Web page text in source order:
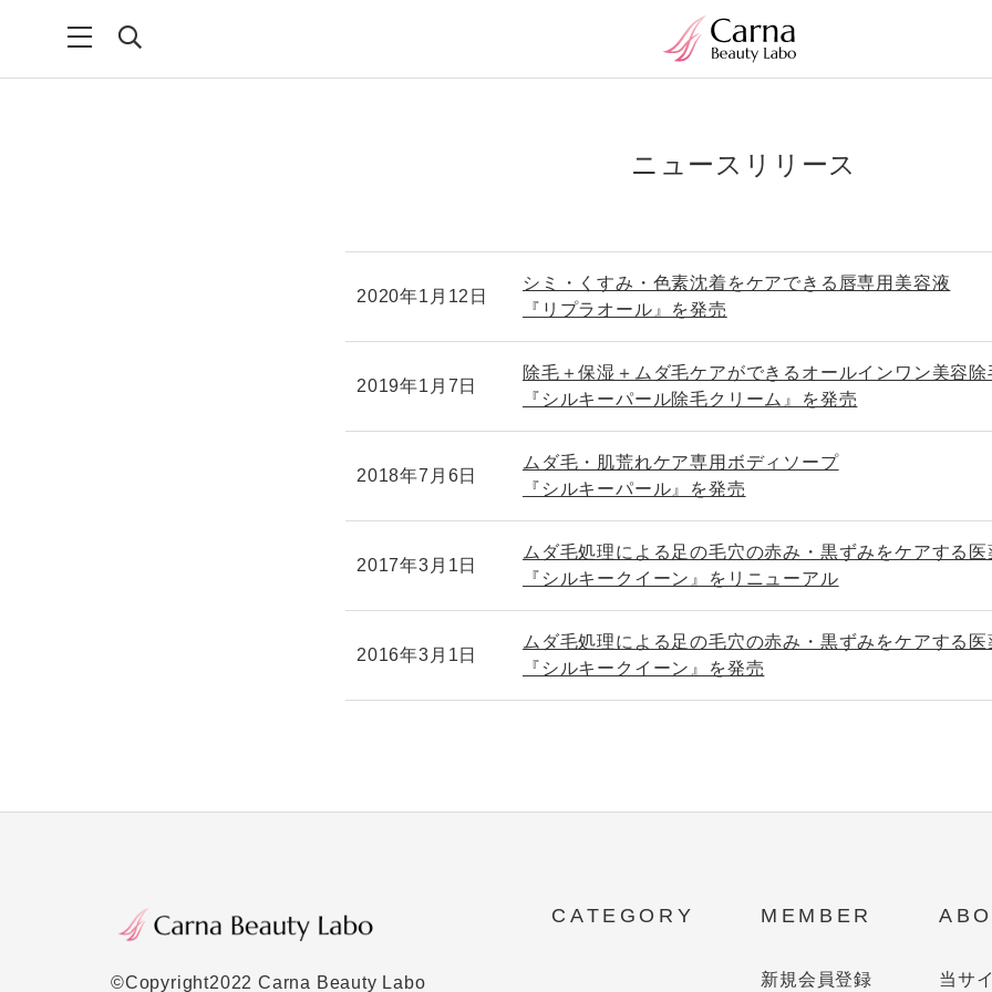
ニュースリリース
2020年1月12日
シミ・くすみ・色素沈着をケアできる唇専用美容液
『リプラオール』を発売
2019年1月7日
除毛＋保湿＋ムダ毛ケアができるオールインワン美容除
『シルキーパール除毛クリーム』を発売
2018年7月6日
ムダ毛・肌荒れケア専用ボディソープ
『シルキーパール』を発売
2017年3月1日
ムダ毛処理による足の毛穴の赤み・黒ずみをケアする医
『シルキークイーン』をリニューアル
2016年3月1日
ムダ毛処理による足の毛穴の赤み・黒ずみをケアする医
『シルキークイーン』を発売
©Copyright2022 Carna Beauty Labo
CATEGORY MEMBER
新規会員登録 当サ